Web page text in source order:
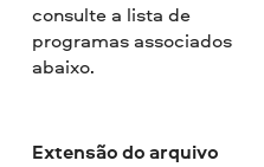
consulte a lista de
programas associados
abaixo.
Extensão do arquivo